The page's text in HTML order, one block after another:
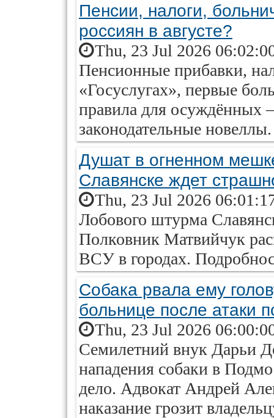
Пенсии, налоги,
россиян в августе?
Thu, 23 Jul 2026
Пенсионные прибавки,
«Госуслугах», первые
правила для осуждённых
законодательные новеллы.
Душат в огненном
Славянске ждет
Thu, 23 Jul 2026
Лобового штурма
Полковник Матвийчук
ВСУ в городах.
Собака рвала ему
больнице после атаки
Thu, 23 Jul 2026
Семилетний внук Дарьи
нападения собаки в
дело. Адвокат Андрей
наказание грозит